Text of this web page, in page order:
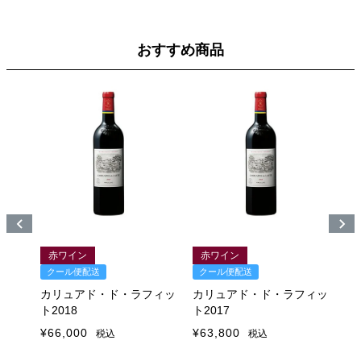
おすすめ商品
赤ワイン
クール便配送
カリュアド・ド・ラフィッ
ト2018
¥66,000 税込
赤ワイン
クール便配送
カリュアド・ド・ラフィッ
ト2017
¥63,800 税込